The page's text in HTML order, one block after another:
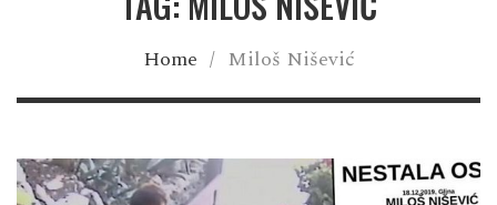
Home / Miloš Nišević